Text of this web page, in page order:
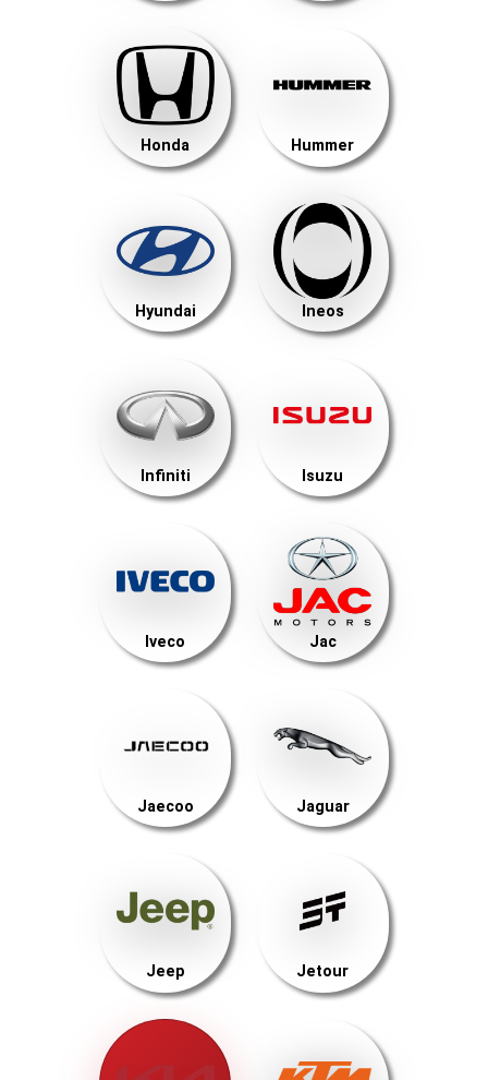
Honda Hummer
Hyundai Ineos
Infiniti Isuzu
Iveco Jac
Jaecoo Jaguar
Jeep Jetour